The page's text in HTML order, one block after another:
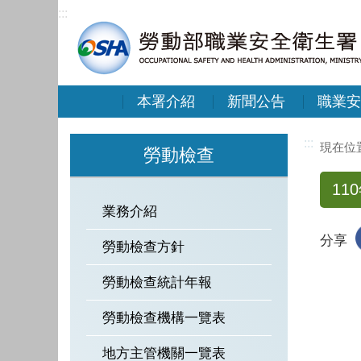
:::
本署介紹 新聞公告 職業
勞動檢查
業務介紹
勞動檢查方針
勞動檢查統計年報
勞動檢查機構一覽表
地方主管機關一覽表
:::
分享